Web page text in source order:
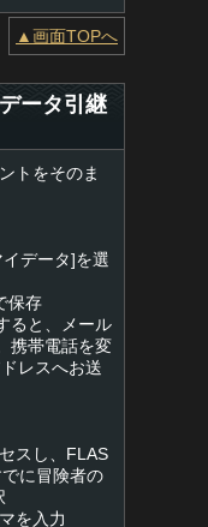
▲画面TOPへ
ータ引継
トをそのま
データ]を選
保存
ると、メール
携帯電話を変
レスへお送
スし、FLAS
に冒険者の
を入力